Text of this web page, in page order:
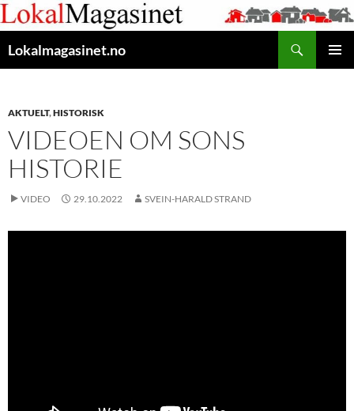
Gå
til
innhaldet
Lokalmagasinet.no
AKTUELT,HISTORISK
VIDEOEN OM SONS
HISTORIE
VIDEO 29.10.2022 SVEIN-HARALD STRAND